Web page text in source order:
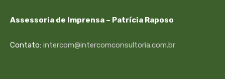
Assessoria de Imprensa – Patrícia Raposo
Contato: intercom@intercomconsultoria.com.br